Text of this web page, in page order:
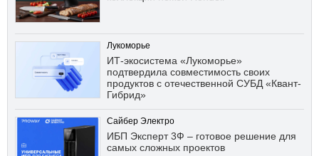
Лукоморье
ИТ-экосистема «Лукоморье»
подтвердила совместимость своих
продуктов с отечественной СУБД «Квант-
Гибрид»
Сайбер Электро
ИБП Эксперт 3Ф – готовое решение для
самых сложных проектов